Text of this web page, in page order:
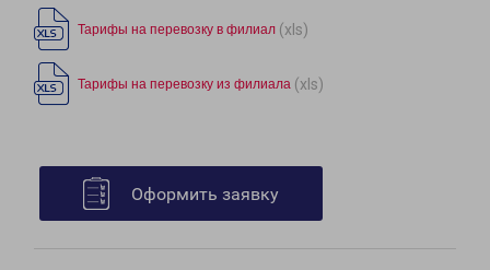
Тарифы на перевозку в филиал (xls)
Тарифы на перевозку из филиала (xls)
Оформить заявку